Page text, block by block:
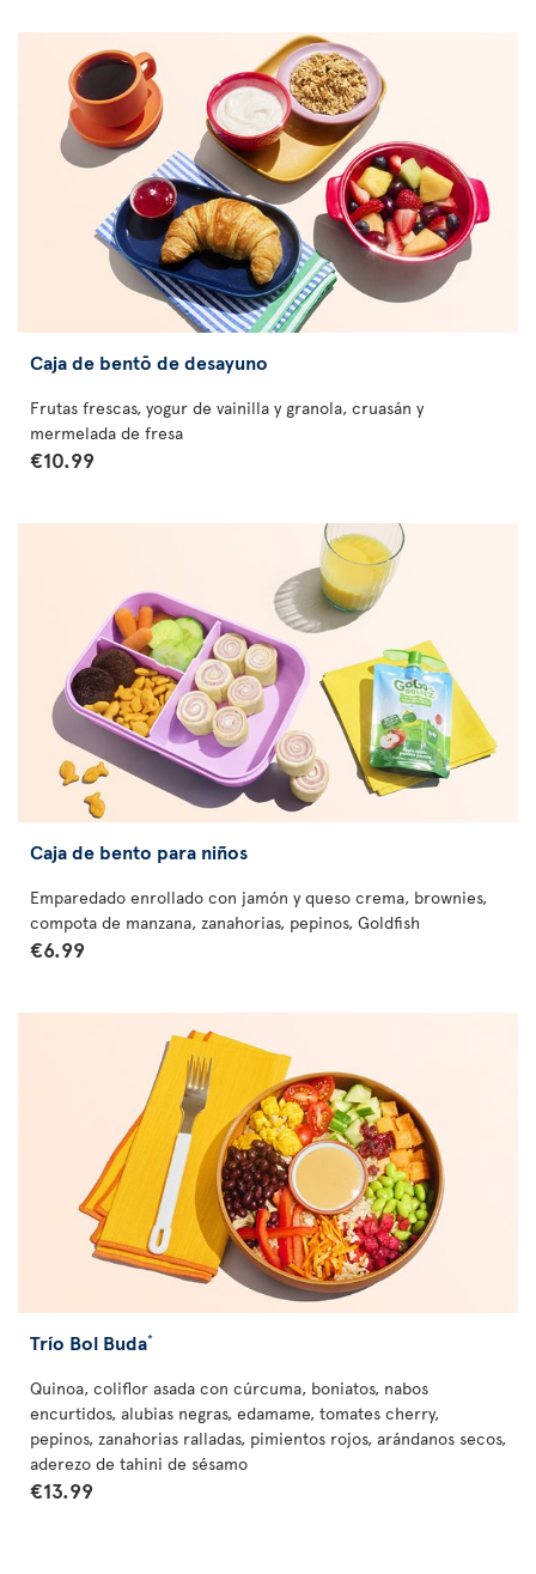
Caja de bentō de desayuno
Frutas frescas, yogur de vainilla y granola, cruasán y
mermelada de fresa
€10.99
Caja de bento para niños
Emparedado enrollado con jamón y queso crema, brownies,
compota de manzana, zanahorias, pepinos, Goldfish
€6.99
Trío Bol Buda*
Quinoa, coliflor asada con cúrcuma, boniatos, nabos
encurtidos, alubias negras, edamame, tomates cherry,
pepinos, zanahorias ralladas, pimientos rojos, arándanos secos,
aderezo de tahini de sésamo
€13.99